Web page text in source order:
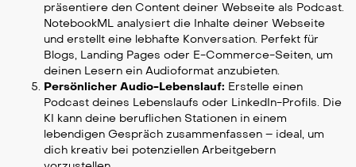
präsentiere den Content deiner Webseite als Podcast.
NotebookML analysiert die Inhalte deiner Webseite
und erstellt eine lebhafte Konversation. Perfekt für
Blogs, Landing Pages oder E-Commerce-Seiten, um
deinen Lesern ein Audioformat anzubieten.
Persönlicher Audio-Lebenslauf: Erstelle einen
Podcast deines Lebenslaufs oder LinkedIn-Profils. Die
KI kann deine beruflichen Stationen in einem
lebendigen Gespräch zusammenfassen – ideal, um
dich kreativ bei potenziellen Arbeitgebern